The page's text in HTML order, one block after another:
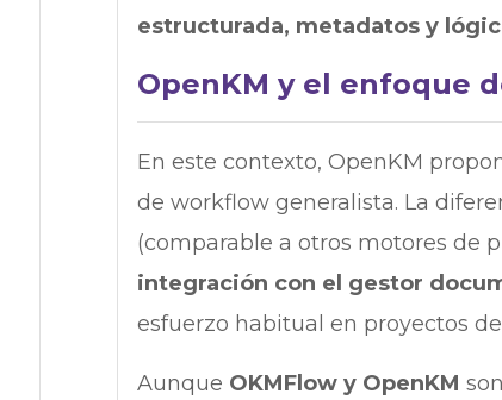
estructurada, metadatos y
OpenKM y el enfoque
En este contexto, OpenKM
de workflow generalista. La
(comparable a otros motores de
integración con el gestor
esfuerzo habitual en proyectos
Aunque OKMFlow y OpenKM